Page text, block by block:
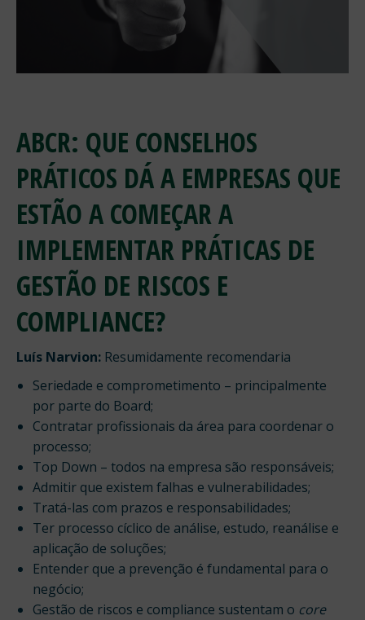
ABCR: QUE CONSELHOS
PRÁTICOS DÁ A EMPRESAS QUE
ESTÃO A COMEÇAR A
IMPLEMENTAR PRÁTICAS DE
GESTÃO DE RISCOS E
COMPLIANCE?
Luís Narvion: Resumidamente recomendaria
Seriedade e comprometimento – principalmente
por parte do Board;
Contratar profissionais da área para coordenar o
processo;
Top Down – todos na empresa são responsáveis;
Admitir que existem falhas e vulnerabilidades;
Tratá-las com prazos e responsabilidades;
Ter processo cíclico de análise, estudo, reanálise e
aplicação de soluções;
Entender que a prevenção é fundamental para o
negócio;
Gestão de riscos e compliance sustentam o core